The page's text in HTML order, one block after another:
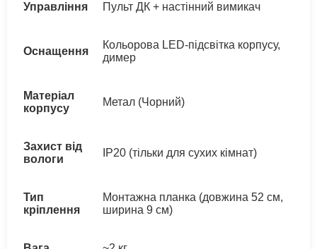
Управління Пульт ДК + настінний вимикач
Оснащення
Кольорова LED-підсвітка корпусу,
димер
Матеріал
корпусу
Метал (Чорний)
Захист від
вологи
IP20 (тільки для сухих кімнат)
Тип
кріплення
Монтажна планка (довжина 52 см,
ширина 9 см)